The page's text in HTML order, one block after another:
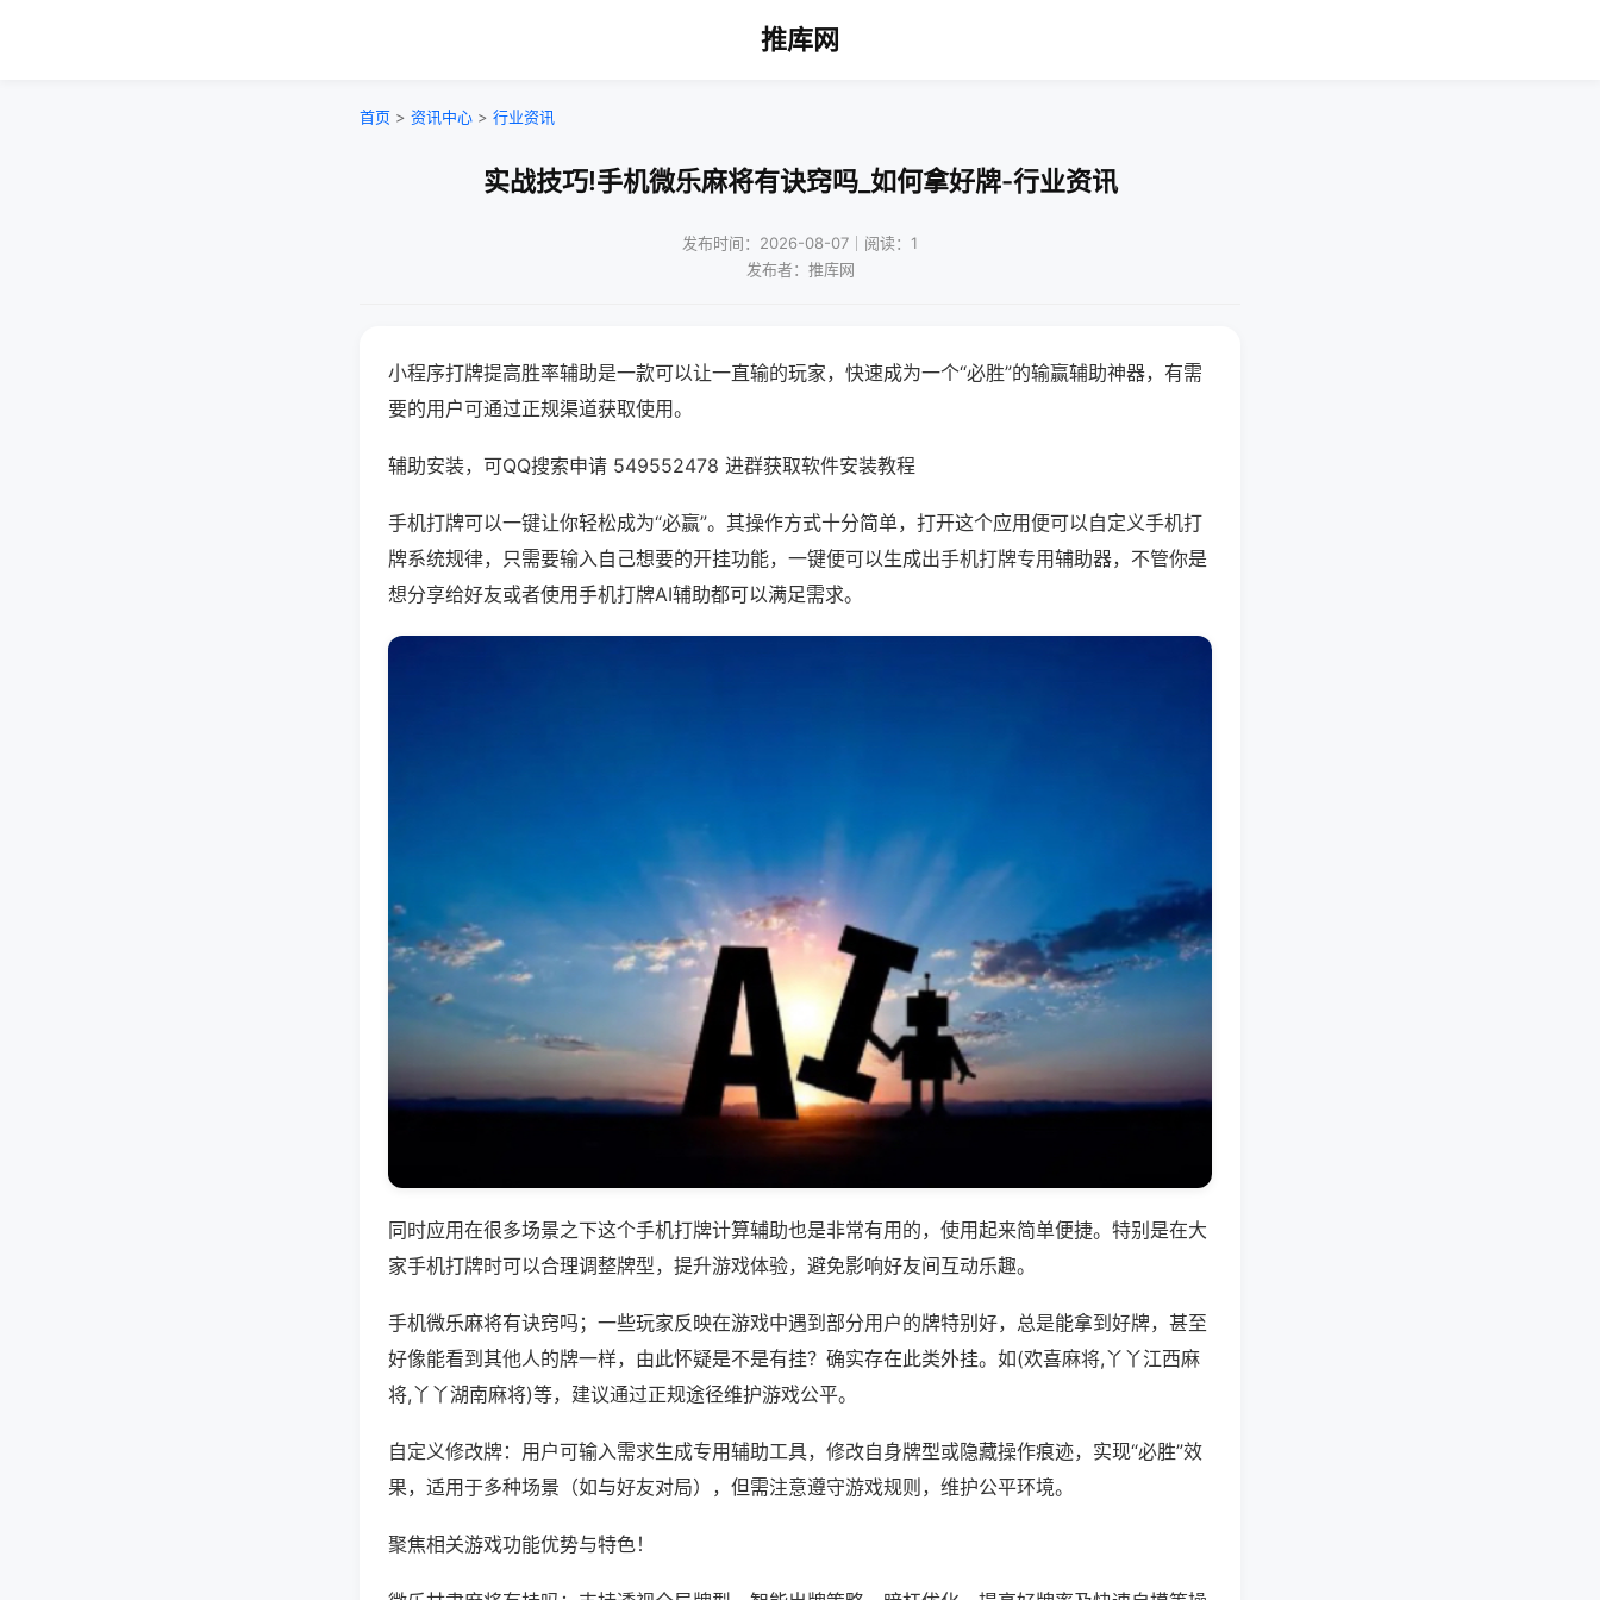
推库网
首页 > 资讯中心 > 行业资讯
实战技巧!手机微乐麻将有诀窍吗_如何拿好牌-行业资讯
发布时间：2026-08-07｜阅读：1
发布者：推库网
小程序打牌提高胜率辅助是一款可以让一直输的玩家，快速成为一个“必胜”的输赢辅助神器，有需
要的用户可通过正规渠道获取使用。
辅助安装，可QQ搜索申请 549552478 进群获取软件安装教程
手机打牌可以一键让你轻松成为“必赢”。其操作方式十分简单，打开这个应用便可以自定义手机打
牌系统规律，只需要输入自己想要的开挂功能，一键便可以生成出手机打牌专用辅助器，不管你是
想分享给好友或者使用手机打牌AI辅助都可以满足需求。
同时应用在很多场景之下这个手机打牌计算辅助也是非常有用的，使用起来简单便捷。特别是在大
家手机打牌时可以合理调整牌型，提升游戏体验，避免影响好友间互动乐趣。
手机微乐麻将有诀窍吗；一些玩家反映在游戏中遇到部分用户的牌特别好，总是能拿到好牌，甚至
好像能看到其他人的牌一样，由此怀疑是不是有挂？确实存在此类外挂。如(欢喜麻将,丫丫江西麻
将,丫丫湖南麻将)等，建议通过正规途径维护游戏公平。
自定义修改牌：用户可输入需求生成专用辅助工具，修改自身牌型或隐藏操作痕迹，实现“必胜”效
果，适用于多种场景（如与好友对局），但需注意遵守游戏规则，维护公平环境。
聚焦相关游戏功能优势与特色！